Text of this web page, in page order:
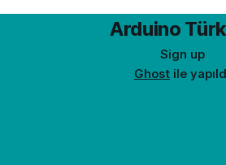
Arduino
Sign up
Ghost ile